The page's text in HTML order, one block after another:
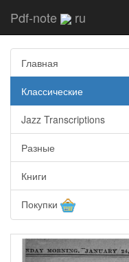
Pdf-note ru
Главная
Классические
Jazz Transcriptions
Разные
Книги
Покупки